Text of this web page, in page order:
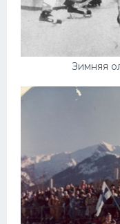
Зимняя